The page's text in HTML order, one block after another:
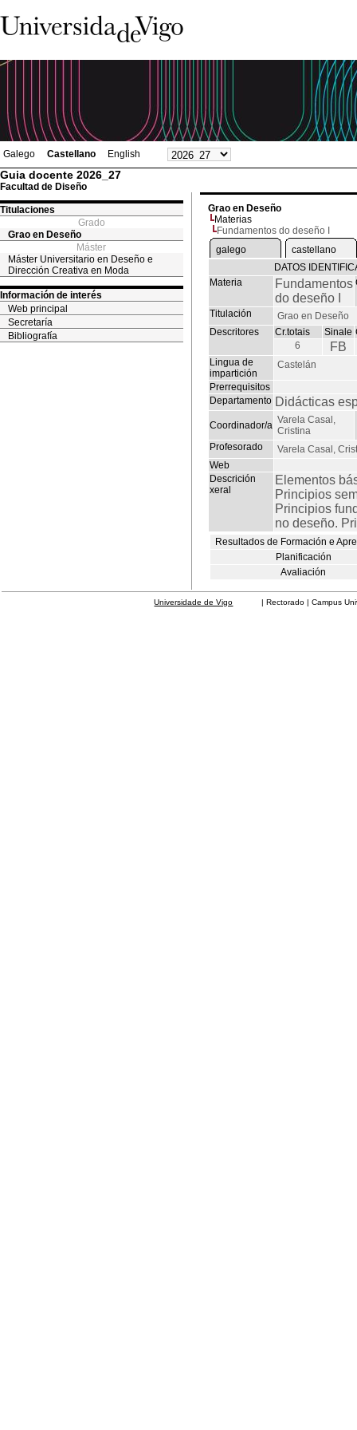
Galego Castellano English
Guia docente 2026_27
Facultad de Diseño
Titulaciones
Grado
Grao en Deseño
Máster
Máster Universitario en Deseño e
Dirección Creativa en Moda
Información de interés
Web principal
Secretaría
Bibliografía
Grao en Deseño
Materias
Fundamentos do deseño I
galego
castellano
DATOS
Materia
Fundamentos
do deseño I
Titulación
Grao en Deseño
Descritores
Cr.totais Sinale
6
FB
Lingua de
impartición
Castelán
Prerrequisitos
Departamento Didácticas
Coordinador/a Varela Casal,
Cristina
Profesorado
Varela Casal,
Web
Descrición
xeral
Elementos
Principios
Principios
no deseño.
Resultados de Formación e
Planificación
Avaliación
Universidade de Vigo | Rectorado | Campus